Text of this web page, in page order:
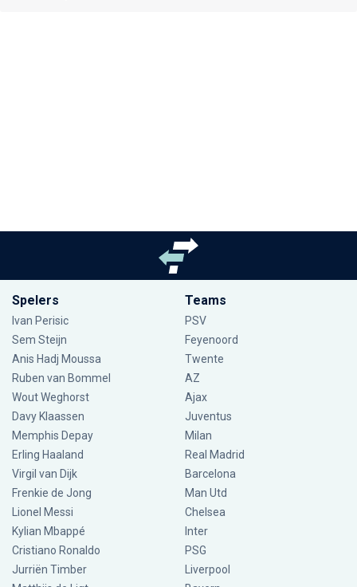
Spelers
Ivan Perisic
Sem Steijn
Anis Hadj Moussa
Ruben van Bommel
Wout Weghorst
Davy Klaassen
Memphis Depay
Erling Haaland
Virgil van Dijk
Frenkie de Jong
Lionel Messi
Kylian Mbappé
Cristiano Ronaldo
Jurriën Timber
Teams
PSV
Feyenoord
Twente
AZ
Ajax
Juventus
Milan
Real Madrid
Barcelona
Man Utd
Chelsea
Inter
PSG
Liverpool